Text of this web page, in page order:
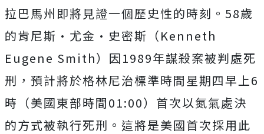
拉巴馬州即將見證一個歷史性的時刻。58歲
的肯尼斯·尤金·史密斯（Kenneth
Eugene Smith）因1989年謀殺案被判處死
刑，預計將於格林尼治標準時間星期四早上6
時（美國東部時間01:00）首次以氮氣處決
的方式被執行死刑。這將是美國首次採用此